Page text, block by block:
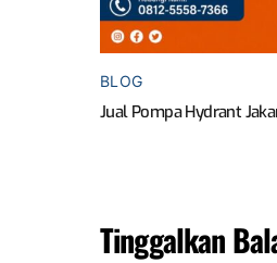
BLOG
Jual Pompa Hydrant
Tinggalkan